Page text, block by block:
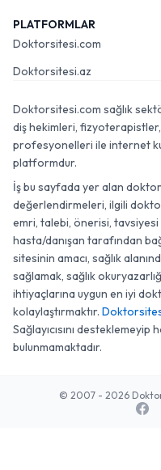
PLATFORMLAR
Doktorsitesi.com
Doktorsitesi.az
Doktorsitesi.com sağlık
diş hekimleri,
profesyonelleri ile internet
platformdur.
İş bu sayfada yer alan
değerlendirmeleri, ilgili
emri, talebi, önerisi, tavsiyesi
hasta/danışan tarafından
sitesinin amacı, sağlık
sağlamak, sağlık
ihtiyaçlarına uygun en iyi
kolaylaştırmaktır.
Sağlayıcısını
bulunmamaktadır.
© 2007 - 2026